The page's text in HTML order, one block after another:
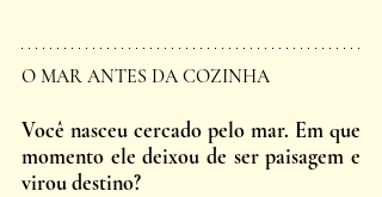
O MAR ANTES DA COZINHA
Você nasceu cercado pelo mar. Em que
momento ele deixou de ser paisagem e
virou destino?